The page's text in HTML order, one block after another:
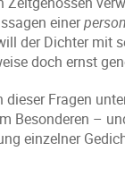
einer
der Dichter mit
doch ernst
dieser Fragen
Besonderen –
einzelner